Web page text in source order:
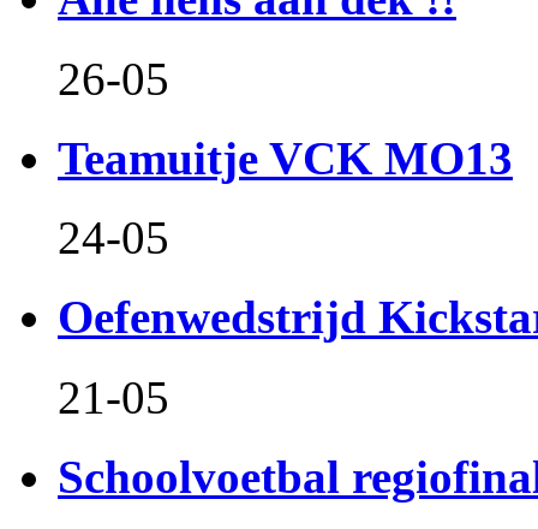
26-05
Teamuitje VCK MO13
24-05
Oefenwedstrijd
21-05
Schoolvoetbal